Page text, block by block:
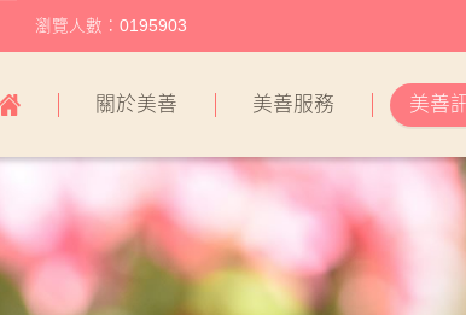
關於美善 美善服務 美善
瀏覽人數：0195903